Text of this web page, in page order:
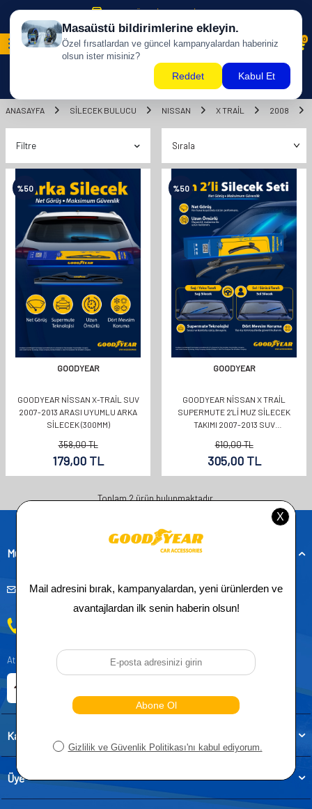
500 TL ÜZERİ KARGO BİZDEN !
0
ANASAYFA SILECEK BULUCU NISSAN X TRAİL 2008
Filtre
%50
GOODYEAR
GOODYEAR NISSAN X-TRAIL SUV
2007-2013 ARASI UYUMLU ARKA
SILECEK (300MM)
358,00TL
179,00 TL
%50
GOODYEAR
GOODYEAR NISSAN X TRAIL
SUPERMUTE 2'LI MUZ SILECEK
TAKIMI 2007-2013 SUV
610,00TL
305,00TL
Toplam2ürün bulunmaktadır.
Müşteri Hizmetleri
musteridestek@goodyearotoaksesuar.com.tr
Atatürk, Kıraç Mevkii, Orhan Veli Cd. D:No:19, 34522 Esenyurt/İstanbul
Kategoriler
Üye